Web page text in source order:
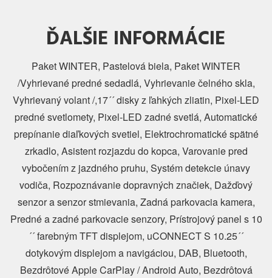
ĎALŠIE INFORMÁCIE
Paket WINTER, Pastelová biela, Paket WINTER
/Vyhrievané predné sedadlá, Vyhrievanie čelného skla,
Vyhrievaný volant /,17´´ disky z ľahkých zliatin, Pixel-LED
predné svetlomety, Pixel-LED zadné svetlá, Automatické
prepínanie diaľkových svetiel, Elektrochromatické spätné
zrkadlo, Asistent rozjazdu do kopca, Varovanie pred
vybočením z jazdného pruhu, Systém detekcie únavy
vodiča, Rozpoznávanie dopravných značiek, Dažďový
senzor a senzor stmievania, Zadná parkovacia kamera,
Predné a zadné parkovacie senzory, Prístrojový panel s 10
´´ farebným TFT displejom, uCONNECT S 10.25´´
dotykovým displejom a navigáciou, DAB, Bluetooth,
Bezdrôtové Apple CarPlay / Android Auto, Bezdrôtová